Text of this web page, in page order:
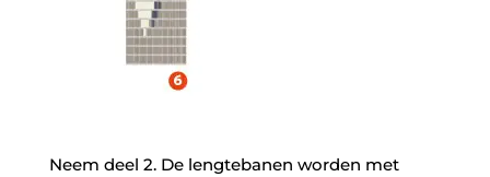
Neem deel 2. De lengtebanen worden met